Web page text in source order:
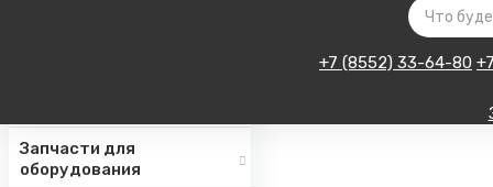
+7 (8552) 33-64-80
Запчасти для
оборудования